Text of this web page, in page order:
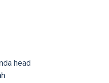
head